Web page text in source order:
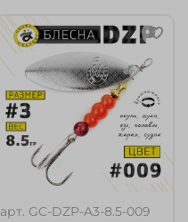
арт. GC-DZP-A3-8.5-009